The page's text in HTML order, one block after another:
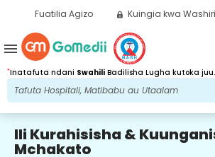
Fuatilia Agizo Kuingia kwa
*Inatafuta ndani Swahili Badilisha Lugha kutoka juu.
menu
Ili Kurahisisha &
Mchakato